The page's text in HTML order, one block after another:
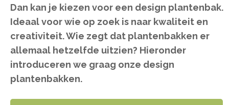
Dan kan je kiezen voor een design plantenbak.
Ideaal voor wie op zoek is naar kwaliteit en
creativiteit. Wie zegt dat plantenbakken er
allemaal hetzelfde uitzien? Hieronder
introduceren we graag onze design
plantenbakken.